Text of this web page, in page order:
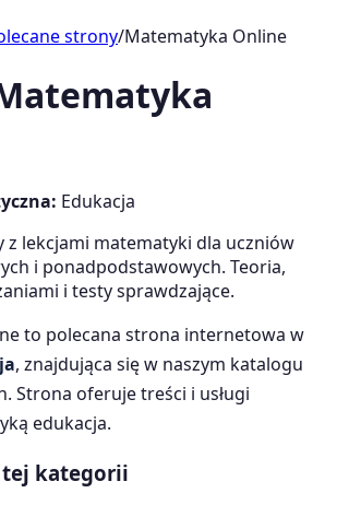
strony/Matematyka Online
Edukacja
z lekcjami matematyki dla uczniów
i ponadpodstawowych. Teoria,
i testy sprawdzające.
to polecana strona internetowa w
, znajdująca się w naszym katalogu
Strona oferuje treści i usługi
edukacja.
kategorii